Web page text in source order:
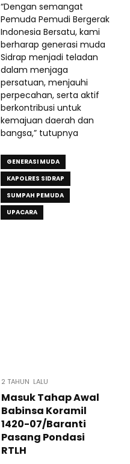
“Dengan semangat
Pemuda Pemudi Bergerak
Indonesia Bersatu, kami
berharap generasi muda
Sidrap menjadi teladan
dalam menjaga
persatuan, menjauhi
perpecahan, serta aktif
berkontribusi untuk
kemajuan daerah dan
bangsa,” tutupnya
GENERASI MUDA
KAPOLRES SIDRAP
SUMPAH PEMUDA
UPACARA
2 TAHUN LALU
Masuk Tahap Awal
Babinsa Koramil
1420-07/Baranti
Pasang Pondasi
RTLH